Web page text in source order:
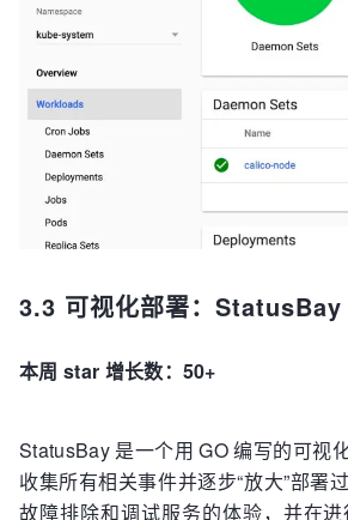
3.3 可视化部署：StatusBay
本周 star 增长数：50+
StatusBay 是一个用 GO 编写的可视
收集所有相关事件并逐步“放大”部
故障排除和调试服务的体验，并在